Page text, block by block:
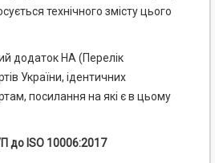
технічного змісту цього
додаток НА (Перелік
України, ідентичних
посилання на які є в цьому
до ISO 10006:2017